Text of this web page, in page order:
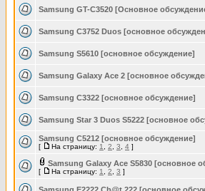
Samsung GT-C3520 [Основное
Samsung C3752 Duos [основное
Samsung S5610 [основное обсуждение]
Samsung Galaxy Ace 2 [основное
Samsung C3322 [основное обсуждение]
Samsung Star 3 Duos S5222 [основное
Samsung C5212 [основное обсуждение]
[ На страницу: 1 2 3 4 ]
Samsung Galaxy Ace S5830 [основное
[ На страницу: 1 2 3 ]